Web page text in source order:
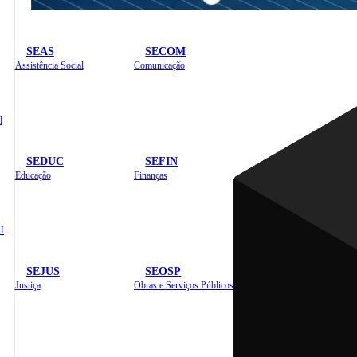
SEAS
Assistência Social
SECOM
Comunicação
SEDUC
Educação
SEFIN
Finanças
SEJUS
Justiça
SEOSP
Obras e Serviços Públicos